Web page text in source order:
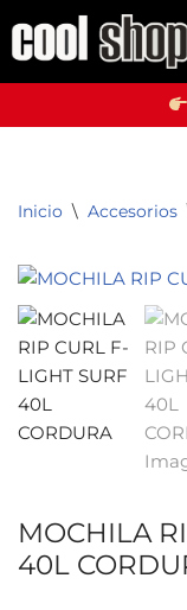
Saltar
Inicio \ Accesorios
MOCHILA
40L